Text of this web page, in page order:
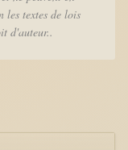
les textes de lois
d'auteur..